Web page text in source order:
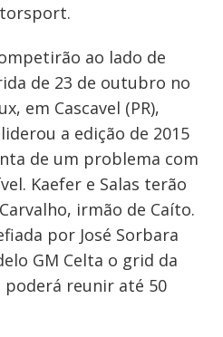
ao lado de
de 23 de outubro no
em Cascavel (PR),
a edição de 2015
de um problema com
Kaefer e Salas terão
irmão de Caíto.
por José Sorbara
GM Celta o grid da
poderá reunir até 50